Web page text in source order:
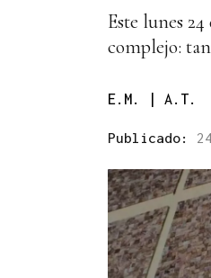
Este lunes
complejo:
E.M. | A.T.
Publicado: